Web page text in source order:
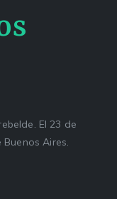
El 23 de
Aires.